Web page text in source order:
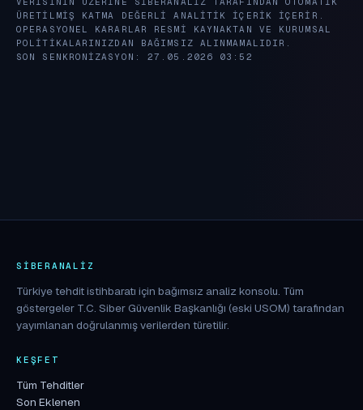
ÜRETILMIŞ KATMA DEĞERLI ANALITIK IÇERIK IÇERIR.
OPERASYONEL KARARLAR RESMI KAYNAKTAN VE KURUMSAL
POLITIKALARINIZDAN BAĞIMSIZ ALINMAMALIDIR.
SON SENKRONIZASYON: 27.05.2026 03:52
SIBERANALIZ
Türkiye tehdit istihbaratı için bağımsız analiz konsolu. Tüm
göstergeler T.C. Siber Güvenlik Başkanlığı (eski USOM) tarafından
yayımlanan doğrulanmış verilerden türetilir.
KEŞFET
Tüm Tehditler
Son Eklenen